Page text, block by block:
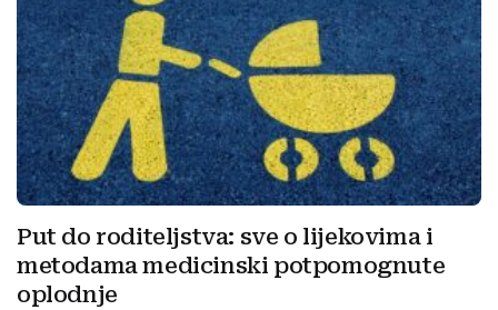
Put do roditeljstva: sve o lijekovima i
metodama medicinski potpomognute
oplodnje